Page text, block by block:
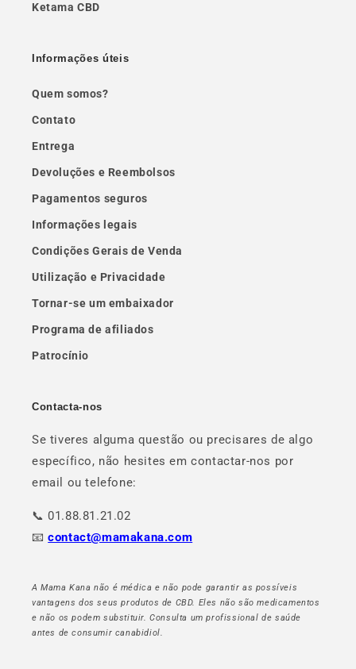
Ketama CBD
Informações úteis
Quem somos?
Contato
Entrega
Devoluções e Reembolsos
Pagamentos seguros
Informações legais
Condições Gerais de Venda
Utilização e Privacidade
Tornar-se um embaixador
Programa de afiliados
Patrocínio
Contacta-nos
Se tiveres alguma questão ou precisares de algo
específico, não hesites em contactar-nos por
email ou telefone:
📞 01.88.81.21.02
📧contact@mamakana.com
A Mama Kana não é médica e não pode garantir as possíveis
vantagens dos seus produtos de CBD. Eles não são medicamentos
e não os podem substituir. Consulta um profissional de saúde
antes de consumir canabidiol.